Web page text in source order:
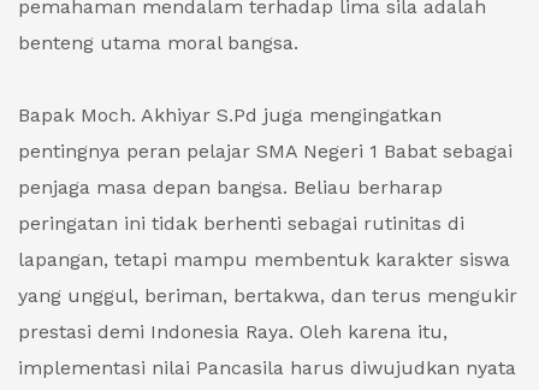
pemahaman mendalam terhadap lima sila adalah
benteng utama moral bangsa.
Bapak Moch. Akhiyar S.Pd juga mengingatkan
pentingnya peran pelajar SMA Negeri 1 Babat sebagai
penjaga masa depan bangsa. Beliau berharap
peringatan ini tidak berhenti sebagai rutinitas di
lapangan, tetapi mampu membentuk karakter siswa
yang unggul, beriman, bertakwa, dan terus mengukir
prestasi demi Indonesia Raya. Oleh karena itu,
implementasi nilai Pancasila harus diwujudkan nyata